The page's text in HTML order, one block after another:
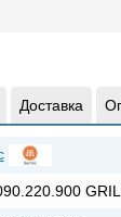
Доставка